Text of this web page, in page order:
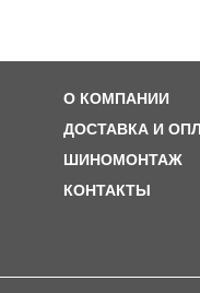
О КОМПАНИИ
ДОСТАВКА И
ШИНОМОНТАЖ
КОНТАКТЫ